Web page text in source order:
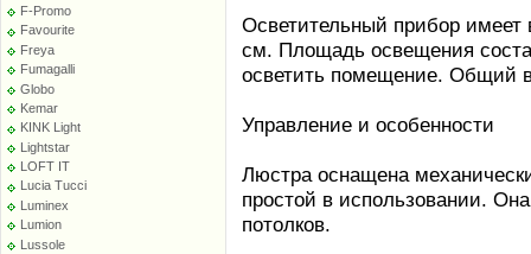
F-Promo
Favourite
Freya
Fumagalli
Globo
Kemar
KINK Light
Lightstar
LOFT IT
Lucia Tucci
Luminex
Lumion
Lussole
Осветительный прибор
см. Площадь освещения
осветить помещение. Общий
Управление и особенности
Люстра оснащена
простой в использовании.
потолков.